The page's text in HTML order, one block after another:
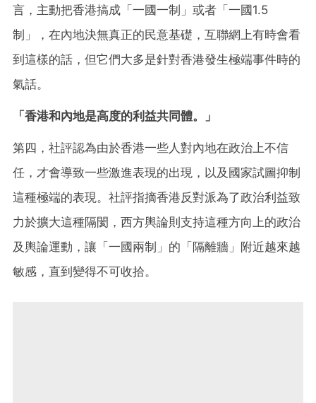
言，主動把香港搞成「一國一制」或者「一國1.5
制」，在內地決無真正的民意基礎，互聯網上有時會看
到這樣的話，但它們大多是針對香港發生極端事件時的
氣話。
「香港和內地是高度的利益共同體。」
第四，社評認為由於香港一些人對內地在政治上不信
任，才會導致一些激進表現的出現，以及國家試圖抑制
這種極端的表現。社評指摘香港反對派為了政治利益致
力於擴大這種隔閡，西方輿論則支持這種方向上的政治
及輿論運動，讓「一國兩制」的「隔離牆」附近越來越
敏感，直到變得不可收拾。